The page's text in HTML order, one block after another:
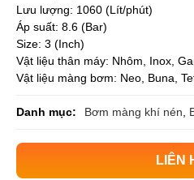
Lưu lượng: 1060 (Lít/phút)
Áp suất: 8.6 (Bar)
Size: 3 (Inch)
Vật liệu thân máy: Nhôm, Inox,
Vật liệu màng bơm: Neo, Buna,
Danh mục: Bơm màng khí nén
LIÊN